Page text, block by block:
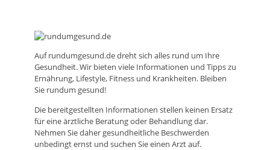
Aufrundumgesund.dedreht sich alles rund um Ihre
Gesundheit. Wir bieten viele Informationen und Tipps zu
Ernährung, Lifestyle, Fitness und Krankheiten. Bleiben
Sie rundum gesund!
Die bereitgestellten Informationen stellen keinen Ersatz
für eine ärztliche Beratung oder Behandlung dar.
Nehmen Sie daher gesundheitliche Beschwerden
unbedingt ernst und suchen Sie einen Arzt auf.